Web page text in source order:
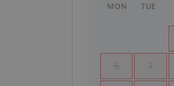
MON TUE
6 7